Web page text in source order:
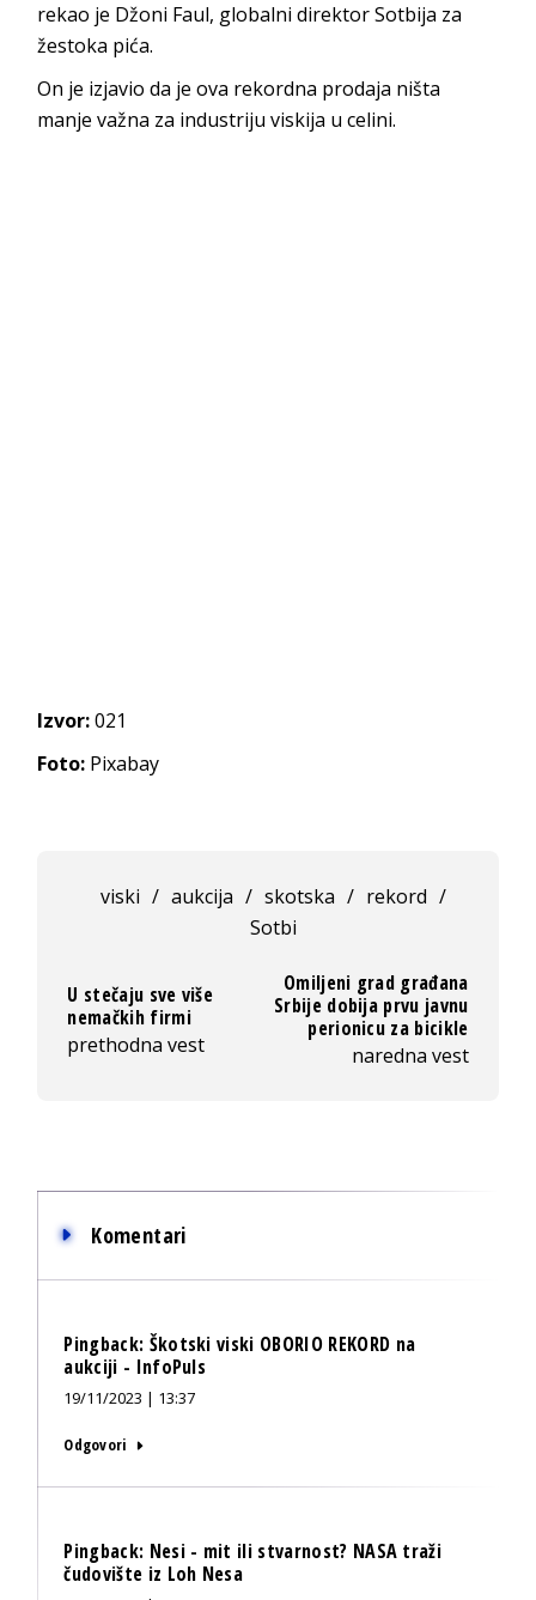
rekao je Džoni Faul, globalni direktor Sotbija za
žestoka pića.
On je izjavio da je ova rekordna prodaja ništa
manje važna za industriju viskija u celini.
Izvor:021
Foto: Pixabay
viski / aukcija / skotska / rekord /
Sotbi
U stečaju sve više
nemačkih firmi
prethodna vest
Omiljeni grad građana
Srbije dobija prvu javnu
perionicu za bicikle
naredna vest
Komentari
Pingback: Škotski viski OBORIO REKORD na
aukciji - InfoPuls
19/11/2023 | 13:37
Odgovori
Pingback: Nesi - mit ili stvarnost? NASA traži
čudovište iz Loh Nesa